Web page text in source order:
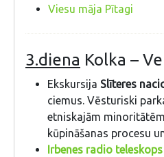
Viesu māja Pītagi
3.diena Kolka –
Ekskursija Slīteres
ciemus. Vēsturiski
etniskajām
kūpināšanas procesu
Irbenes radio teleskops